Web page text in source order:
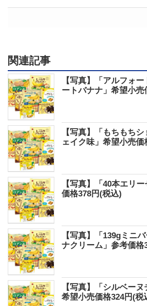
関連記事
【写真】「アルフォ
ートバナナ」希望小売
【写真】「もちもち
ェイク味」希望小売価
【写真】「40本エリ
価格378円(税込)
【写真】「139gミニ
ナクリーム」参考価格
【写真】「シルベーヌ
希望小売価格324円(税